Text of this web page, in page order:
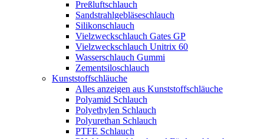
Preßluftschlauch
Sandstrahlgebläseschlauch
Silikonschlauch
Vielzweckschlauch Gates GP
Vielzweckschlauch Unitrix 60
Wasserschlauch Gummi
Zementsiloschlauch
Kunststoffschläuche
Alles anzeigen aus Kunststoffschläuche
Polyamid Schlauch
Polyethylen Schlauch
Polyurethan Schlauch
PTFE Schlauch